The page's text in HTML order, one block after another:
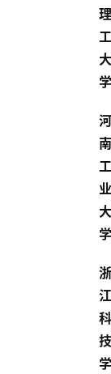
理
工
大
学
河
南
工
业
大
学
浙
江
科
技
学